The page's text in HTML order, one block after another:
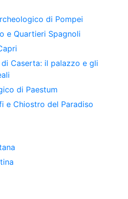
di Pompei
e Quartieri Spagnoli
Caserta: il palazzo e gli
di Paestum
e Chiostro del Paradiso